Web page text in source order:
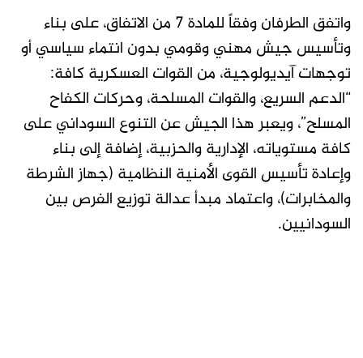
واتفق الطرفان وفقاً للمادة 7 من الاتفاق، على بناء
وتأسيس جيش مهني وقومي بدون انتماء سياسي أو
توجهات آيديولوجية، من القوات العسكرية كافة:
“الدعم السريع، والقوات المسلحة، وحركات الكفاح
المسلح”، ويعبر هذا الجيش عن التنوع السوداني على
كافة مستوياته، الإدارية والحزبية، إضافة إلى بناء
وإعادة تأسيس القوى الأمنية النظامية (جهاز الشرطة
والمخابرات)، واعتماد مبدأ عدالة توزيع الفرص بين
السودانيين.